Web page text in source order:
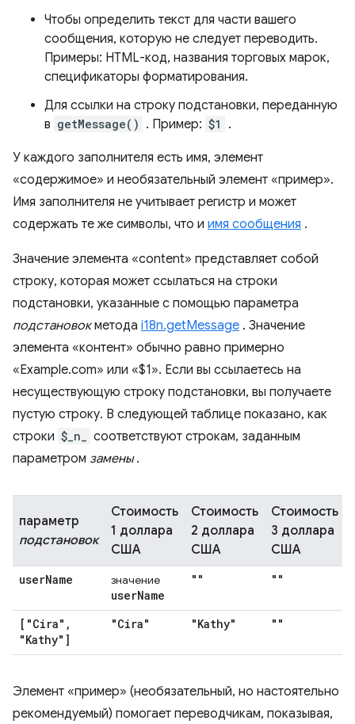
Чтобы определить текст для части вашего
сообщения, которую не следует переводить.
Примеры: HTML-код, названия торговых марок,
спецификаторы форматирования.
Для ссылки на строку подстановки, переданную
в getMessage() . Пример: $1 .
У каждого заполнителя есть имя, элемент
«содержимое» и необязательный элемент «пример».
Имя заполнителя не учитывает регистр и может
содержать те же символы, что и имя сообщения .
Значение элемента «content» представляет собой
строку, которая может ссылаться на строки
подстановки, указанные с помощью параметра
подстановокметода i18n.getMessage . Значение
элемента «контент» обычно равно примерно
«Example.com» или «$1». Если вы ссылаетесь на
несуществующую строку подстановки, вы получаете
пустую строку. В следующей таблице показано, как
строки $_n_
соответствуют строкам, заданным
параметром замены.
параметр
подстановок
Стоимость
1 доллара
США
Стоимость
2 доллара
США
Стоимость
3 доллара
США
userName значение
userName
"" ""
["Cira" ,
"Kathy"]
"Cira" "Kathy" ""
Элемент «пример» (необязательный, но настоятельно
рекомендуемый) помогает переводчикам, показывая,